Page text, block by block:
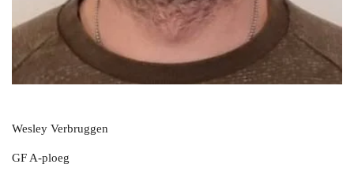
Wesley Verbruggen
GF A-ploeg